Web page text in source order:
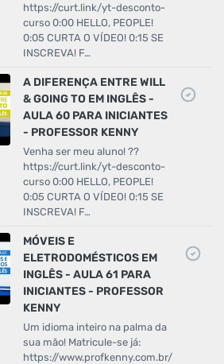
https://curt.link/yt-desconto-
curso 0:00 HELLO, PEOPLE!
0:05 CURTA O VÍDEO! 0:15 SE
INSCREVA! F…
A DIFERENÇA ENTRE WILL
& GOING TO EM INGLÊS -
AULA 60 PARA INICIANTES
- PROFESSOR KENNY
Venha ser meu aluno! ??
https://curt.link/yt-desconto-
curso 0:00 HELLO, PEOPLE!
0:05 CURTA O VÍDEO! 0:15 SE
INSCREVA! F…
MÓVEIS E
ELETRODOMÉSTICOS EM
INGLÊS - AULA 61 PARA
INICIANTES - PROFESSOR
KENNY
Um idioma inteiro na palma da
sua mão! Matricule-se já:
https://www.profkenny.com.br/